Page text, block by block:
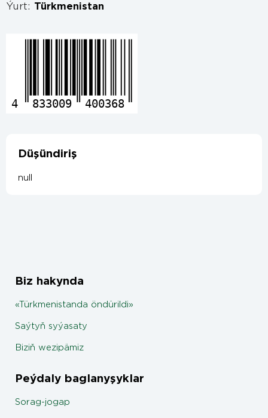
Ýurt: Türkmenistan
4 833009 400368
Düşündiriş
null
Biz hakynda
«Türkmenistanda öndürildi»
Saýtyň syýasaty
Biziň wezipämiz
Peýdaly baglanyşyklar
Sorag-jogap